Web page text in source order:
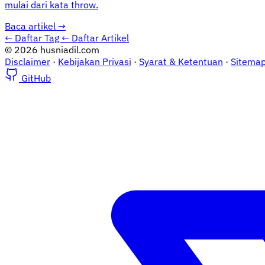
mulai dari kata throw.
Baca artikel →
← Daftar Tag ← Daftar Artikel
© 2026 husniadil.com
Disclaimer · Kebijakan Privasi · Syarat & Ketentuan ·
GitHub